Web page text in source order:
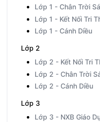
Lớp 1 - Chân Trời
Lớp 1 - Kết Nối Tri
Lớp 1 - Cánh Diều
Lớp 2
Lớp 2 - Kết Nối Tri
Lớp 2 - Chân Trời
Lớp 2 - Cánh Diều
Lớp 3
Lớp 3 - NXB Giáo